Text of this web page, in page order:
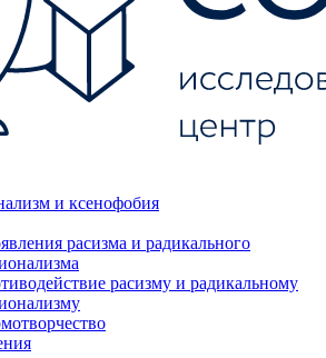
и ксенофобия
расизма и радикального
расизму и радикальному